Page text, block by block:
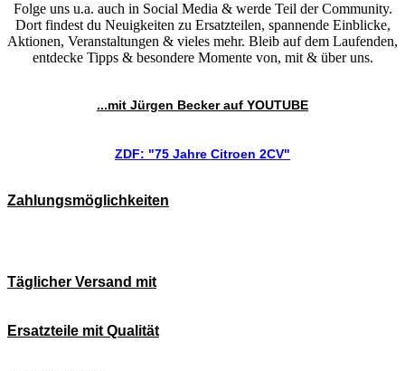
Folge uns u.a. auch in Social Media & werde Teil der Community.
Dort findest du Neuigkeiten zu Ersatzteilen, spannende Einblicke,
Aktionen, Veranstaltungen & vieles mehr. Bleib auf dem Laufenden,
entdecke Tipps & besondere Momente von, mit & über uns.
...mit Jürgen Becker auf YOUTUBE
ZDF: "75 Jahre Citroen 2CV"
Zahlungsmöglichkeiten
Täglicher Versand mit
Ersatzteile mit Qualität